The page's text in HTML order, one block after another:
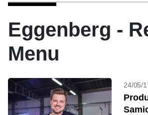
Eggenberg -
Menu
24/05/